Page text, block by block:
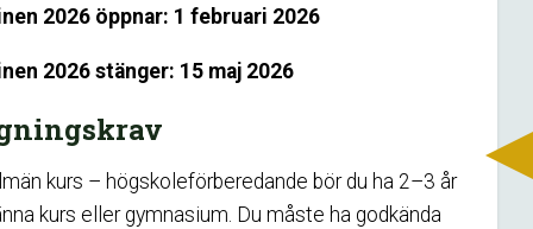
2026 öppnar: 1 februari 2026
2026 stänger: 15 maj 2026
kurs – högskoleförberedande bör du ha 2–3 år
kurs eller gymnasium. Du måste ha godkända